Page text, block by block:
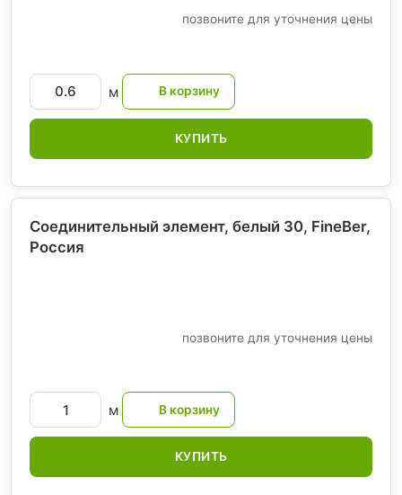
позвоните для уточнения цены
м
КУПИТЬ
Соединительный элемент, белый 30, FineBer,
Россия
позвоните для уточнения цены
м
КУПИТЬ